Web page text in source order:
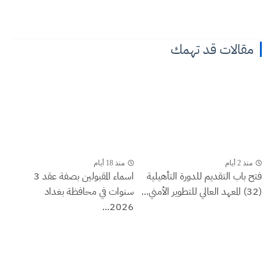
مقالات قد تهمك
منذ 2 أيام
فتح باب التقديم للدورة التأهيلية
(32) المعهد العالي للتطوير الأمني...
منذ 18 أيام
اسماء المقبولين بصفة عقد 3
سنوات في محافظة بغداد
2026...